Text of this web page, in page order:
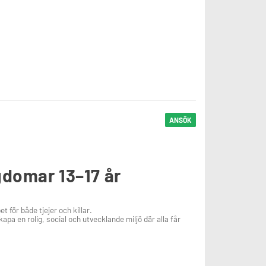
ANSÖK
13–17 år
för både tjejer och killar.
en rolig, social och utvecklande miljö där alla får